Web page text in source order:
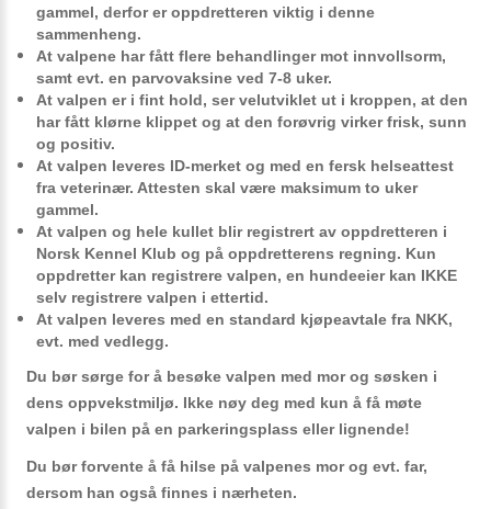
gammel, derfor er oppdretteren viktig i denne
sammenheng.
At valpene har fått flere behandlinger mot innvollsorm,
samt evt. en parvovaksine ved 7-8 uker.
At valpen er i fint hold, ser velutviklet ut i kroppen, at den
har fått klørne klippet og at den forøvrig virker frisk, sunn
og positiv.
At valpen leveres ID-merket og med en fersk helseattest
fra veterinær. Attesten skal være maksimum to uker
gammel.
At valpen og hele kullet blir registrert av oppdretteren i
Norsk Kennel Klub og på oppdretterens regning. Kun
oppdretter kan registrere valpen, en hundeeier kan IKKE
selv registrere valpen i ettertid.
At valpen leveres med en standard kjøpeavtale fra NKK,
evt. med vedlegg.
Du bør sørge for å besøke valpen med mor og søsken i
dens oppvekstmiljø. Ikke nøy deg med kun å få møte
valpen i bilen på en parkeringsplass eller lignende!
Du bør forvente å få hilse på valpenes morog evt. far,
dersom han også finnes i nærheten.